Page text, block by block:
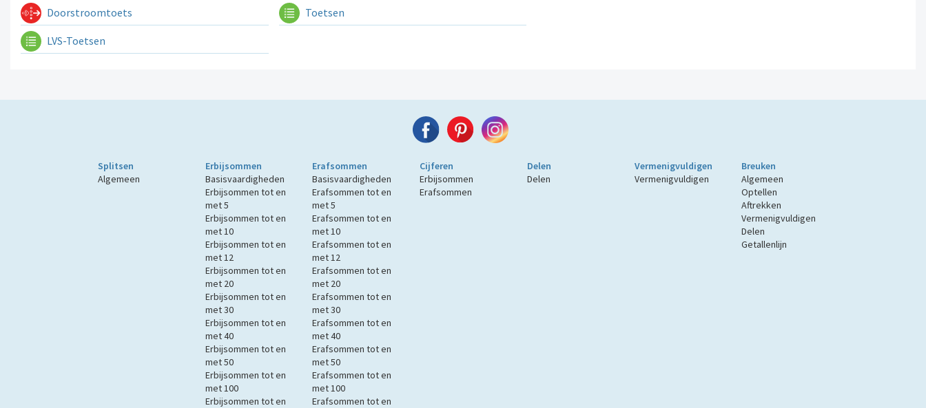
Doorstroomtoets Toetsen
LVS-Toetsen
Splitsen
Algemeen
Erbijsommen
Basisvaardigheden
Erbijsommen tot en
met 5
Erbijsommen tot en
met 10
Erbijsommen tot en
met 12
Erbijsommen tot en
met 20
Erbijsommen tot en
met 30
Erbijsommen tot en
met 40
Erbijsommen tot en
met 50
Erbijsommen tot en
met 100
Erbijsommen tot en
Erafsommen
Basisvaardigheden
Erafsommen tot en
met 5
Erafsommen tot en
met 10
Erafsommen tot en
met 12
Erafsommen tot en
met 20
Erafsommen tot en
met 30
Erafsommen tot en
met 40
Erafsommen tot en
met 50
Erafsommen tot en
met 100
Erafsommen tot en
Cijferen
Erbijsommen
Erafsommen
Delen
Delen
Vermenigvuldigen
Vermenigvuldigen
Breuken
Algemeen
Optellen
Aftrekken
Vermenigvuldigen
Delen
Getallenlijn